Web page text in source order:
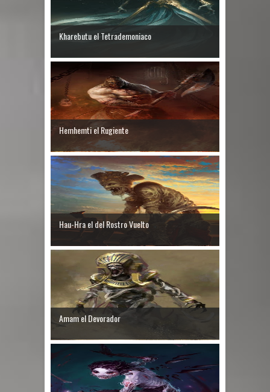
Kharebutu el Tetrademoniaco
Hemhemti el Rugiente
Hau-Hra el del Rostro Vuelto
Amam el Devorador